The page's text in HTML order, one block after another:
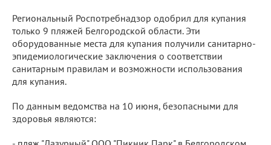
Региональный Роспотребнадзор одобрил для купания
только 9 пляжей Белгородской области. Эти
оборудованные места для купания получили санитарно-
эпидемиологические заключения о соответствии
санитарным правилам и возможности использования
для купания.
По данным ведомства на 10 июня, безопасными для
здоровья являются: